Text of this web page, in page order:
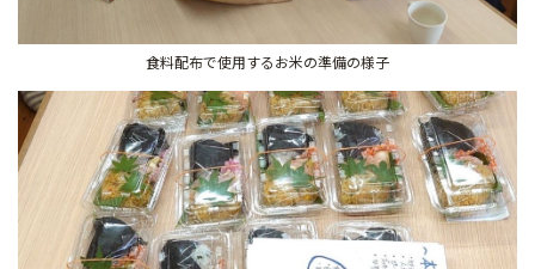
食料配布で使用するお米の準備の様子